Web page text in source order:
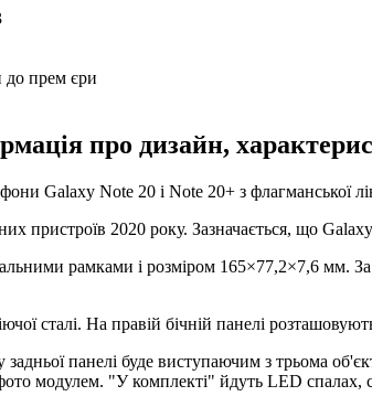
про дизайн,
Galaxy Note 20 і Note 20+ з флагманської
пристроїв 2020 року. Зазначається, що
рамками і розміром 165×77,2×7,6
сталі. На правій бічній панелі
панелі буде виступаючим з трьома
модулем. "У комплекті" йдуть LED спалах,